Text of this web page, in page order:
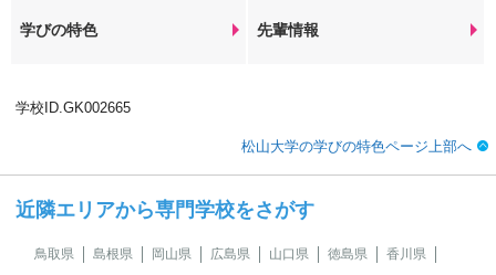
学びの特色 先輩情報
学校ID.GK002665
松山大学の学びの特色ページ上部へ
近隣エリアから専門学校をさがす
鳥取県 島根県 岡山県 広島県 山口県 徳島県
香川県